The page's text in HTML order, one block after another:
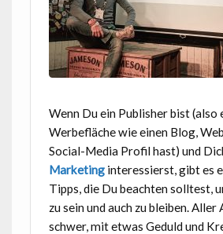
Wenn Du ein Publisher bist (also
Werbefläche wie einen Blog,
Social-Media Profil hast) und
Marketinginteressierst, gibt es
Tipps, die Du beachten solltest,
zu sein und auch zu bleiben. Aller
schwer, mit etwas Geduld und